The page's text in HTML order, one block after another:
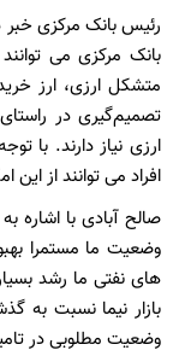
رئیس بانک مرکزی خبر
بانک مرکزی می
متشکل ارزی، ارز
تصمیم‌گیری در
ارزی نیاز دارند. با
افراد می توانند از این
صالح ‌آبادی با اشاره
وضعیت ما مستمرا
های نفتی ما رشد
بازار نیما نسبت به
وضعیت مطلوبی در